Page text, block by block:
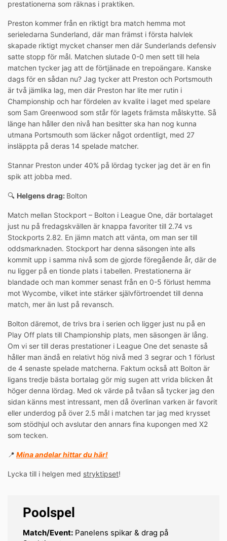
Poolspel
Match/Event: Panelens spikar & drag på
prestationerna som räknas i praktiken.
Preston kommer från en riktigt bra match hemma mot
serieledarna Sunderland, där man främst i första halvlek
skapade riktigt mycket chanser men där Sunderlands defensiv
satte stopp för mål. Matchen slutade 0-0 men sett till hela
matchen tycker jag att de förtjänade en trepoängare. Kanske
dags för en sådan nu? Jag tycker att Preston och Portsmouth
är två jämlika lag, men där Preston har lite mer rutin i
Championship och har fördelen av kvalite i laget med spelare
som Sam Greenwood som står för lagets främsta målskytte. Så
länge han håller den nivå han besitter ska han nog kunna
utmana Portsmouth som läcker något ordentligt, med 27
insläppta på deras 14 spelade matcher.
Stannar Preston under 40% på lördag tycker jag det är en fin
spik att jobba med.
🔍 Helgens drag: Bolton
Match mellan Stockport – Bolton i League One, där bortalaget
just nu på fredagskvällen är knappa favoriter till 2.74 vs
Stockports 2.82. En jämn match att vänta, om man ser till
oddsmarknaden. Stockport har denna säsongen inte alls
kommit upp i samma nivå som de gjorde föregående år, där de
nu ligger på en tionde plats i tabellen. Prestationerna är
blandade och man kommer senast från en 0-5 förlust hemma
mot Wycombe, vilket inte stärker självförtroendet till denna
match, mer än lust på revansch.
Bolton däremot, de trivs bra i serien och ligger just nu på en
Play Off plats till Championship plats, men säsongen är lång.
Om vi ser till deras prestationer i League One det senaste så
håller man ändå en relativt hög nivå med 3 segrar och 1 förlust
de 4 senaste spelade matcherna. Faktum också att Bolton är
ligans tredje bästa bortalag gör mig sugen att vrida blicken åt
höger denna lördag. Med ok värde på tvåan så tycker jag den
sidan känns mest intressant, men då överlinan varken är favorit
eller underdog på över 2.5 mål i matchen tar jag med krysset
som stödhjul och avslutar den annars fina kupongen med X2
som tecken.
📍 Mina andelar hittar du här!
Lycka till i helgen med stryktipset!